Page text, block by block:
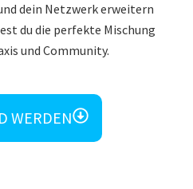
dein Netzwerk erweitern
du die perfekte Mischung
und Community.
WERDEN